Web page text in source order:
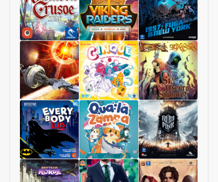
Sconosciuti
Regno
dei
Funghi
Robinson
Crusoe
Collector
Edition
Viking
Raiders
1997:
Fuga
da
New
York
Starship
Interstellar
Cinque
Sì,
Oscuro
Signore
Luxastra
Batman:
Qua
Frostpunk